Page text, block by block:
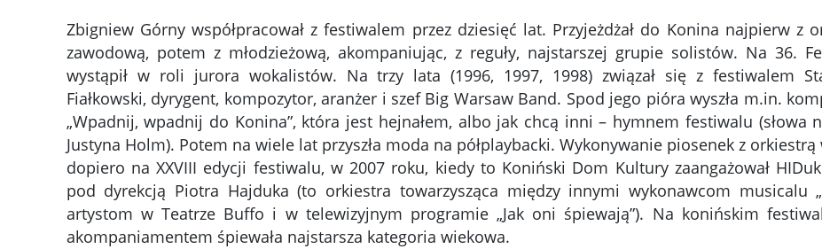
Zbigniew Górny współpracował z festiwalem przez dziesięć lat. Przyjeżdżał do Konina najpierw z
zawodową, potem z młodzieżową, akompaniując, z reguły, najstarszej grupie solistów. Na 36.
wystąpił w roli jurora wokalistów. Na trzy lata (1996, 1997, 1998) związał się z festiwalem
Fiałkowski, dyrygent, kompozytor, aranżer i szef Big Warsaw Band. Spod jego pióra wyszła m.in.
„Wpadnij, wpadnij do Konina”, która jest hejnałem, albo jak chcą inni – hymnem festiwalu (słowa
Justyna Holm). Potem na wiele lat przyszła moda na półplaybacki. Wykonywanie piosenek z orkiestrą
dopiero na XXVIII edycji festiwalu, w 2007 roku, kiedy to Koniński Dom Kultury zaangażował
pod dyrekcją Piotra Hajduka (to orkiestra towarzysząca między innymi wykonawcom musicalu
artystom w Teatrze Buffo i w telewizyjnym programie „Jak oni śpiewają”). Na konińskim
akompaniamentem śpiewała najstarsza kategoria wiekowa.